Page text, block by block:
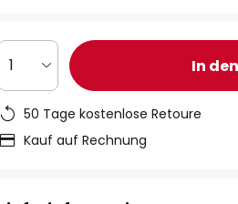
1 In
50 Tage kostenlose Retoure
Kauf auf Rechnung